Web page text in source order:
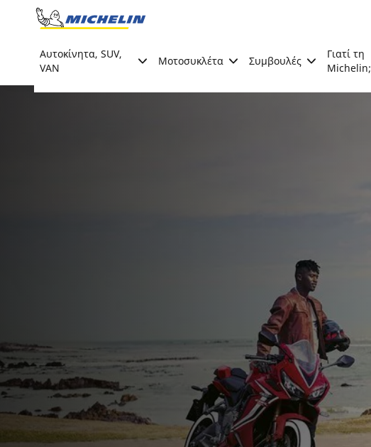
Go to page content
Αυτοκίνητα, SUV,
VAN
Μοτοσυκλέτα Συμβουλές
Γιατί τη
Michelin;